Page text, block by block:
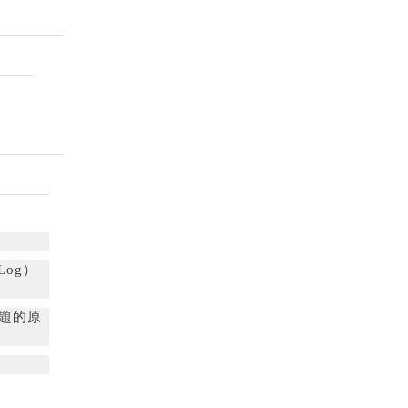
）
的原